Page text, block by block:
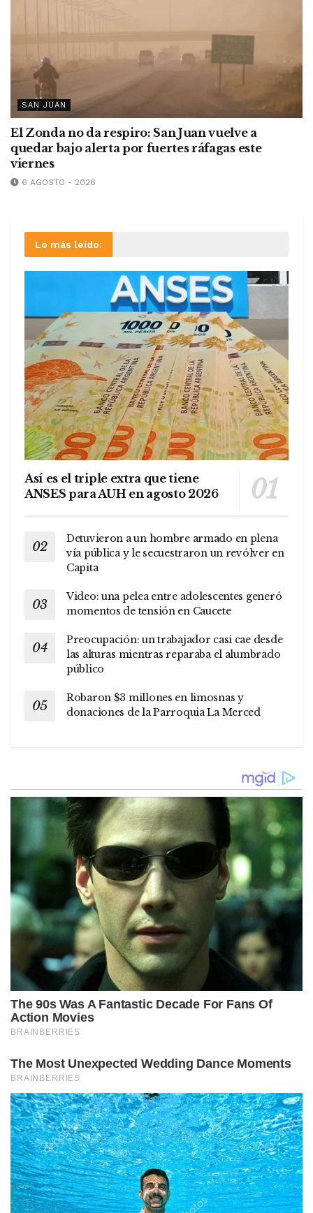
SAN JUAN
El Zonda no da respiro: San Juan vuelve a
quedar bajo alerta por fuertes ráfagas este
viernes
6 AGOSTO - 2026
Lo más leído:
Así es el triple extra que tiene
ANSES para AUH en agosto 2026
Detuvieron a un hombre armado en plena
vía pública y le secuestraron un revólver en
Capita
Video: una pelea entre adolescentes generó
momentos de tensión en Caucete
Preocupación: un trabajador casi cae desde
las alturas mientras reparaba el alumbrado
público
Robaron $3 millones en limosnas y
donaciones de la Parroquia La Merced